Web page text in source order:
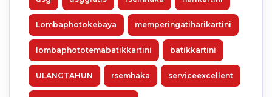
Lombaphotokebaya memperingatiharikartini
lombaphototemabatikkartini batikkartini
ULANGTAHUN rsemhaka serviceexcellent